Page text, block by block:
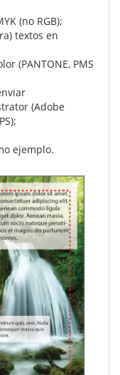
(no RGB);
textos en
(PANTONE, PMS
(Adobe
ejemplo.